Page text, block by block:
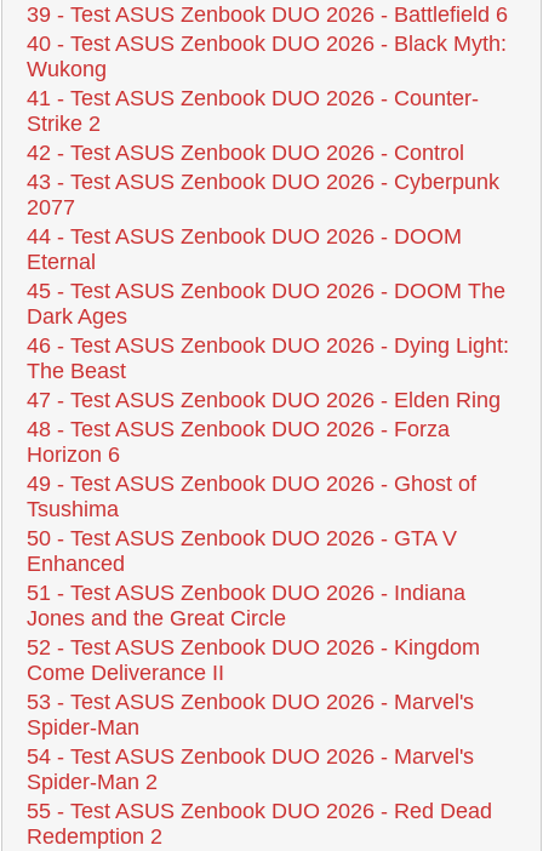
39 - Test ASUS Zenbook DUO 2026 - Battlefield 6
40 - Test ASUS Zenbook DUO 2026 - Black Myth:
Wukong
41 - Test ASUS Zenbook DUO 2026 - Counter-
Strike 2
42 - Test ASUS Zenbook DUO 2026 - Control
43 - Test ASUS Zenbook DUO 2026 - Cyberpunk
2077
44 - Test ASUS Zenbook DUO 2026 - DOOM
Eternal
45 - Test ASUS Zenbook DUO 2026 - DOOM The
Dark Ages
46 - Test ASUS Zenbook DUO 2026 - Dying Light:
The Beast
47 - Test ASUS Zenbook DUO 2026 - Elden Ring
48 - Test ASUS Zenbook DUO 2026 - Forza
Horizon 6
49 - Test ASUS Zenbook DUO 2026 - Ghost of
Tsushima
50 - Test ASUS Zenbook DUO 2026 - GTA V
Enhanced
51 - Test ASUS Zenbook DUO 2026 - Indiana
Jones and the Great Circle
52 - Test ASUS Zenbook DUO 2026 - Kingdom
Come Deliverance II
53 - Test ASUS Zenbook DUO 2026 - Marvel's
Spider-Man
54 - Test ASUS Zenbook DUO 2026 - Marvel's
Spider-Man 2
55 - Test ASUS Zenbook DUO 2026 - Red Dead
Redemption 2